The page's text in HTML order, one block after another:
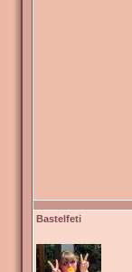
Bastelfeti